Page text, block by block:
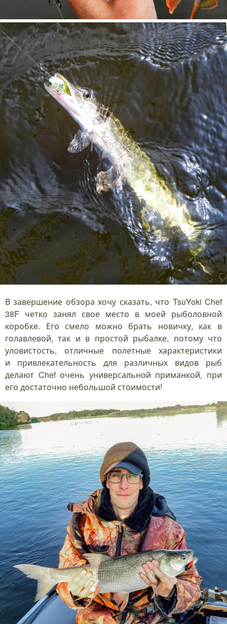
В завершение обзора хочу сказать, что TsuYoki Chef
38F четко занял свое место в моей рыболовной
коробке. Его смело можно брать новичку, как в
голавлевой, так и в простой рыбалке, потому что
уловистость, отличные полетные характеристики
и привлекательность для различных видов рыб
делают Chef очень универсальной приманкой, при
его достаточно небольшой стоимости!